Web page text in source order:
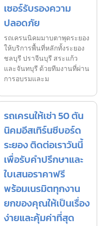
เซอร์รับรองความ
ปลอดภัย
รถเครนนิคมมาบตาพุดระยอง
ให้บริการพื้นที่หลักทั้งระยอง
ชลบุรี ปราจีนบุรี สระแก้ว
และจันทบุรี ด้วยทีมงานที่ผ่าน
การอบรมและม
รถเครนให้เช่า 50 ตัน
นิคมอีสเทิร์นซีบอร์ด
ระยอง ติดต่อเราวันนี้
เพื่อรับคำปรึกษาและ
ใบเสนอราคาฟรี
พร้อมเนรมิตทุกงาน
ยกของคุณให้เป็นเรื่อง
ง่ายและคุ้มค่าที่สุด